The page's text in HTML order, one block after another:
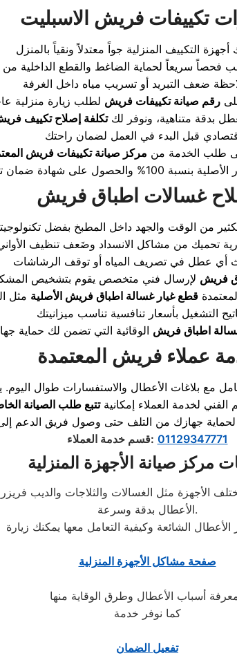
تكييفات فريش الاسبليت
رقم صيانة تكييفات فريش
بدقة متناهية، ونوفر لكتكلفة إصلاح تكييف
طلب الخدمة من مركز صيانة تكييفات فريش
غسالات اطباق فريش
فريش
قطع غيار غسالة اطباق فريش الأصلية مثل
اطباق فريش
عملاء فريش المعتمدة
مع بلاغات الأعطال والاستفسارات طوال
تتبع طلب الصيانة
قسم خدمة العملاء: 01129347771
مركز صيانة الأجهزة المنزلية
الأجهزة مثل الغسالات والثلاجات
الأعطال بدقة وسرعة.
الأعطال الشائعة وكيفية التعامل معها يمكنك زيارة
صفحة مشاكل الأجهزة المنزلية
كما نوفر خدمة
تفعيل الضمان